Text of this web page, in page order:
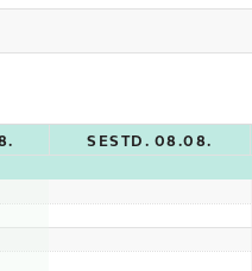
SESTD. 08.08.